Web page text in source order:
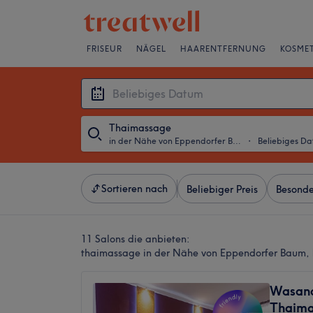
FRISEUR NÄGEL HAARENTFERNUNG
Thaimassage
in der Nähe von Eppendorfer Baum, Hamburg ・ Beliebiges
Sortieren nach Beliebiger Preis
11 Salons die anbieten:
thaimassage in der Nähe von Eppendorfer Baum,